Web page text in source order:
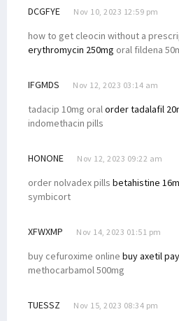
DCGFYE Nov 10, 2023 12:59 pm
how to get cleocin without a
erythromycin 250mg oral fildena
IFGMDS Nov 12, 2023 03:14 am
tadacip 10mg oralorder tadalafil
indomethacin pills
HONONE Nov 12, 2023 09:22 am
order nolvadex pills betahistine
symbicort
XFWXMP Nov 14, 2023 01:51 pm
buy cefuroxime online buy axetil
methocarbamol 500mg
TUESSZ Nov 15, 2023 08:34 pm